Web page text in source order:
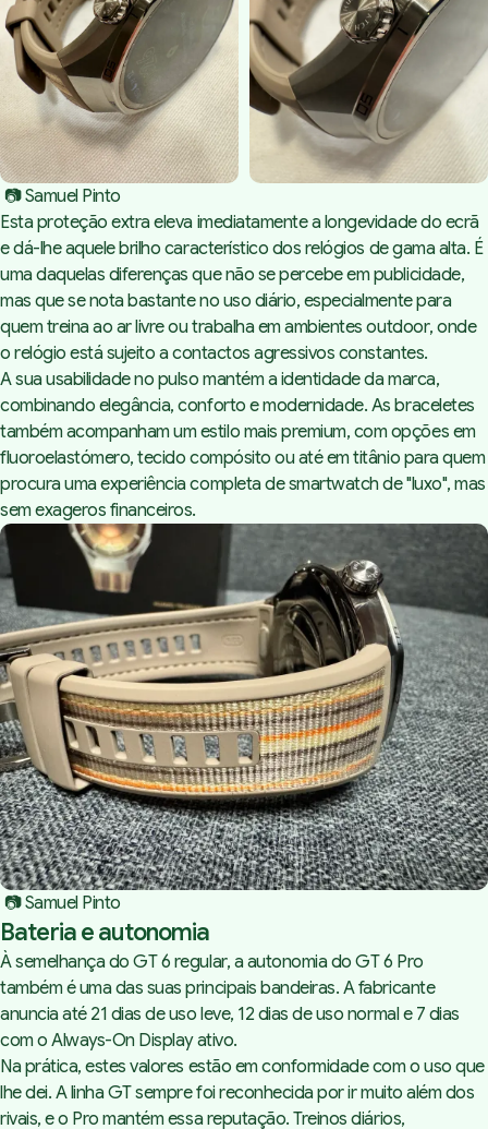
📷 Samuel Pinto
Esta proteção extra eleva imediatamente a longevidade do ecrã
e dá-lhe aquele brilho característico dos relógios de gama alta. É
uma daquelas diferenças que não se percebe em publicidade,
mas que se nota bastante no uso diário, especialmente para
quem treina ao ar livre ou trabalha em ambientesoutdoor, onde
o relógio está sujeito a contactos agressivos constantes.
A sua usabilidade no pulso mantém a identidade da marca,
combinando elegância, conforto e modernidade. As braceletes
também acompanham um estilo mais premium, com opções em
fluoroelastómero, tecido compósito ou até em titânio para quem
procura uma experiência completa de smartwatch de "luxo", mas
sem exageros financeiros.
📷 Samuel Pinto
Bateria e autonomia
À semelhança do GT 6 regular, a autonomia do GT 6 Pro
também é uma das suas principais bandeiras. A fabricante
anuncia até 21 dias de uso leve, 12 dias de uso normal e 7 dias
com oAlways-On Displayativo.
Na prática, estes valores estão em conformidade com o uso que
lhe dei. A linha GT sempre foi reconhecida por ir muito além dos
rivais, e o Pro mantém essa reputação. Treinos diários,